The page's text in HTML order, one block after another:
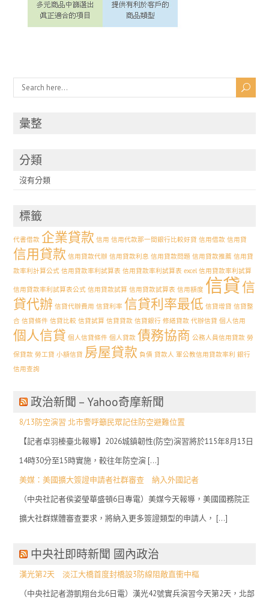
彙整
分類
沒有分類
標籤
代書借款 企業貸款 信用 信用代款那一間銀行比較好貸 信用借款 信用貸
信用貸款 信用貸款代辦 信用貸款利息 信用貸款問題 信用貸款推薦 信用貸
款率利計算公式 信用貸款率利試算表 信用貸款率利試算表 excel 信用貸款率利試算
信用貸款率利試算表公式 信用貸款試算 信用貸款試算表 信用額度 信貸信
貸代辦 信貸代辦費用 信貸利率 信貸利率最低 信貸增貸 信貸整
合 信貸條件 信貸比較 信貸試算 信貸貸款 信貸銀行 修繕貸款 代辦信貸 個人信用
個人信貸 個人信貸條件 個人貸款 債務協商 公務人員信用貸款 勞
保貸款 勞工貸 小額信貸 房屋貸款 負債 貸款人 軍公教信用貸款率利 銀行
信用查詢
政治新聞 – Yahoo奇摩新聞
8/13防空演習 北市警呼籲民眾記住防空避難位置
【記者卓羽榛臺北報導】2026城鎮韌性(防空)演習將於115年8月13日
14時30分至15時實施，較往年防空演 […]
美媒：美國擴大簽證申請者社群審查 納入外國記者
（中央社記者侯姿瑩華盛頓6日專電）美媒今天報導，美國國務院正
擴大社群媒體審查要求，將納入更多簽證類型的申請人， […]
中央社即時新聞 國內政治
漢光第2天 淡江大橋首度封橋設3防線阻敵直衝中樞
（中央社記者游凱翔台北6日電）漢光42號實兵演習今天第2天，北部